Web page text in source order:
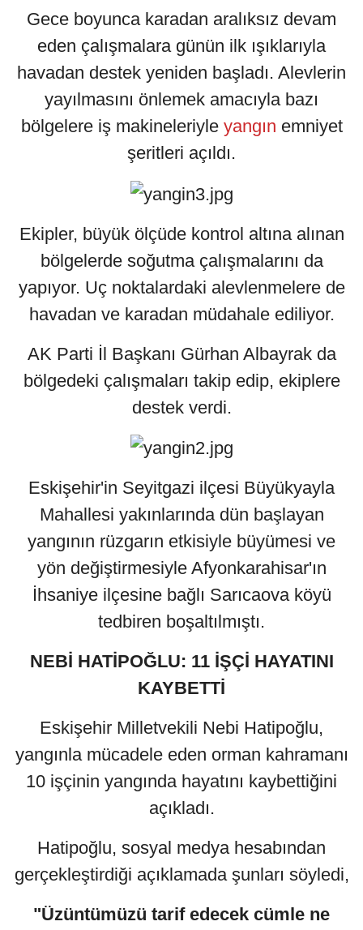
Gece boyunca karadan aralıksız devam
eden çalışmalara günün ilk ışıklarıyla
havadan destek yeniden başladı. Alevlerin
yayılmasını önlemek amacıyla bazı
bölgelere iş makineleriyle yangın emniyet
şeritleri açıldı.
Ekipler, büyük ölçüde kontrol altına alınan
bölgelerde soğutma çalışmalarını da
yapıyor. Uç noktalardaki alevlenmelere de
havadan ve karadan müdahale ediliyor.
AK Parti İl Başkanı Gürhan Albayrak da
bölgedeki çalışmaları takip edip, ekiplere
destek verdi.
Eskişehir'in Seyitgazi ilçesi Büyükyayla
Mahallesi yakınlarında dün başlayan
yangının rüzgarın etkisiyle büyümesi ve
yön değiştirmesiyle Afyonkarahisar'ın
İhsaniye ilçesine bağlı Sarıcaova köyü
tedbiren boşaltılmıştı.
NEBİ HATİPOĞLU: 11 İŞÇİ HAYATINI
KAYBETTİ
Eskişehir Milletvekili Nebi Hatipoğlu,
yangınla mücadele eden orman kahramanı
10 işçinin yangında hayatını kaybettiğini
açıkladı.
Hatipoğlu, sosyal medya hesabından
gerçekleştirdiği açıklamada şunları söyledi,
"Üzüntümüzü tarif edecek cümle ne